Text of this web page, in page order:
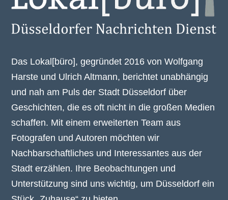
Das Lokal[büro], gegründet 2016 von Wolfgang
Harste und Ulrich Altmann, berichtet unabhängig
und nah am Puls der Stadt Düsseldorf über
Geschichten, die es oft nicht in die großen Medien
schaffen. Mit einem erweiterten Team aus
Fotografen und Autoren möchten wir
Nachbarschaftliches und Interessantes aus der
Stadt erzählen. Ihre Beobachtungen und
Unterstützung sind uns wichtig, um Düsseldorf ein